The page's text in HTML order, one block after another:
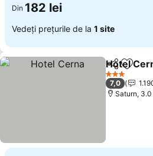
Din 182 lei
Vedeți prețurile de la 1 site
Distribuiți
Hotel
3 Stele
7,0
Saturn,